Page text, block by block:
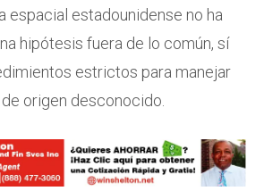
espacial estadounidense no ha
hipótesis fuera de lo común, sí
estrictos para manejar
origen desconocido.